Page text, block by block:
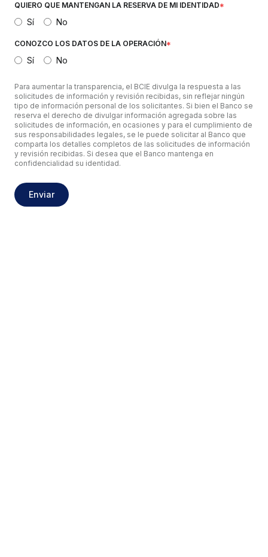
QUIERO QUE MANTENGAN LA RESERVA DE MI IDENTIDAD*
Sí No
CONOZCO LOS DATOS DE LA OPERACIÓN*
Sí No
Para aumentar la transparencia, el BCIE divulga la respuesta a las
solicitudes de información y revisión recibidas, sin reflejar ningún
tipo de información personal de los solicitantes. Si bien el Banco se
reserva el derecho de divulgar información agregada sobre las
solicitudes de información, en ocasiones y para el cumplimiento de
sus responsabilidades legales, se le puede solicitar al Banco que
comparta los detalles completos de las solicitudes de información
y revisión recibidas. Si desea que el Banco mantenga en
confidencialidad su identidad.
Enviar